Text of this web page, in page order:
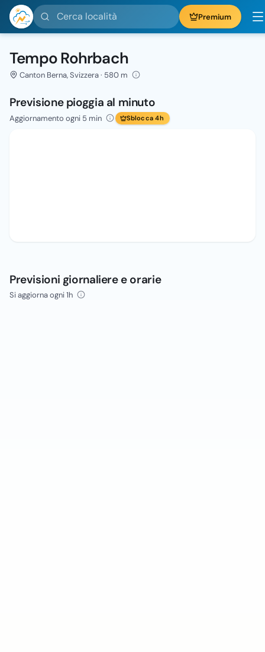
Cerca località Premium
Tempo Rohrbach
Canton Berna, Svizzera · 580 m
Previsione pioggia al minuto
Aggiornamento ogni 5 min Sblocca 4h
Previsioni giornaliere e orarie
Si aggiorna ogni 1h